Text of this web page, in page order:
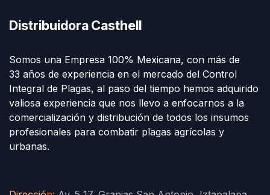
Distribuidora Casthell
Somos una Empresa 100% Mexicana, con más de
33 años de experiencia en el mercado del Control
Integral de Plagas, al paso del tiempo hemos adquirido
valiosa experiencia que nos llevo a enfocarnos a la
comercialización y distribución de todos los insumos
profesionales para combatir plagas agrícolas y
urbanas.